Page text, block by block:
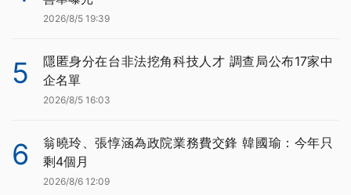
2026/8/5 19:39
5
隱匿身分在台非法挖角科技人才 調查局公布17家中
企名單
2026/8/5 16:03
6
翁曉玲、張惇涵為政院業務費交鋒 韓國瑜：今年只
剩4個月
2026/8/6 12:09